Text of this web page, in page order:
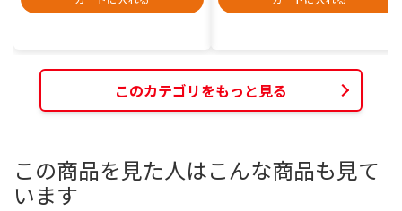
このカテゴリをもっと見る
この商品を見た人はこんな商品も見て
います